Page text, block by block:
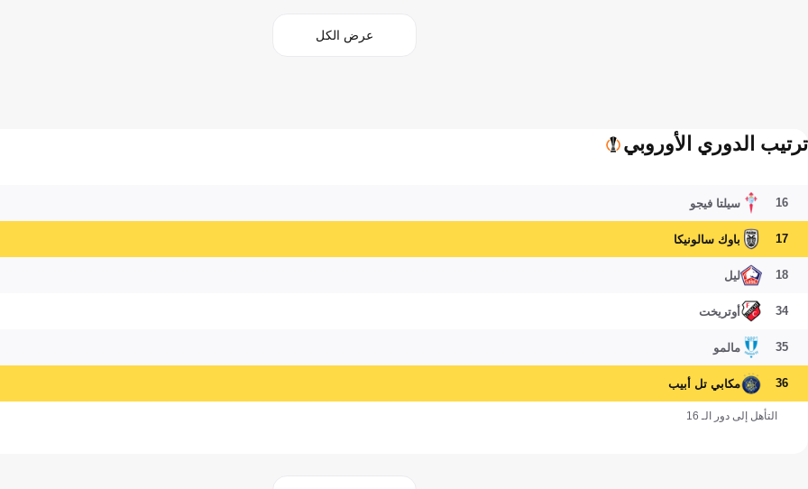
عرض الكل
ترتيب الدوري الأوروبي
16 سيلتا فيجو
17 باوك سالونيكا
18 ليل
34 أوتريخت
35 مالمو
36 مكابي تل أبيب
التأهل إلى دور الـ 16